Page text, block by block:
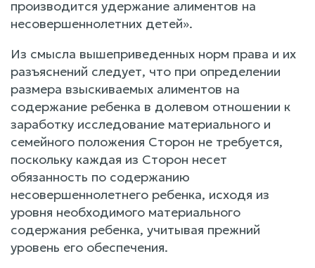
производится удержание алиментов на
несовершеннолетних детей».
Из смысла вышеприведенных норм права и их
разъяснений следует, что при определении
размера взыскиваемых алиментов на
содержание ребенка в долевом отношении к
заработку исследование материального и
семейного положения Сторон не требуется,
поскольку каждая из Сторон несет
обязанность по содержанию
несовершеннолетнего ребенка, исходя из
уровня необходимого материального
содержания ребенка, учитывая прежний
уровень его обеспечения.